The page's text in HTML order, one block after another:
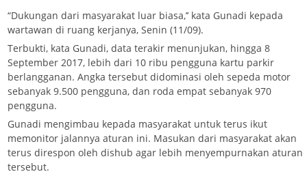
“Dukungan dari masyarakat luar biasa,’’ kata Gunadi kepada
wartawan di ruang kerjanya, Senin (11/09).
Terbukti, kata Gunadi, data terakir menunjukan, hingga 8
September 2017, lebih dari 10 ribu pengguna kartu parkir
berlangganan. Angka tersebut didominasi oleh sepeda motor
sebanyak 9.500 pengguna, dan roda empat sebanyak 970
pengguna.
Gunadi mengimbau kepada masyarakat untuk terus ikut
memonitor jalannya aturan ini. Masukan dari masyarakat akan
terus direspon oleh dishub agar lebih menyempurnakan aturan
tersebut.